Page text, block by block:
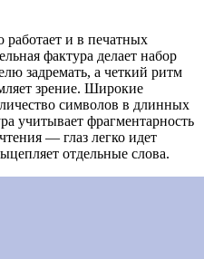
и в печатных
фактура делает набор
задремать, а четкий ритм
зрение. Широкие
символов в длинных
учитывает фрагментарность
— глаз легко идет
отдельные слова.